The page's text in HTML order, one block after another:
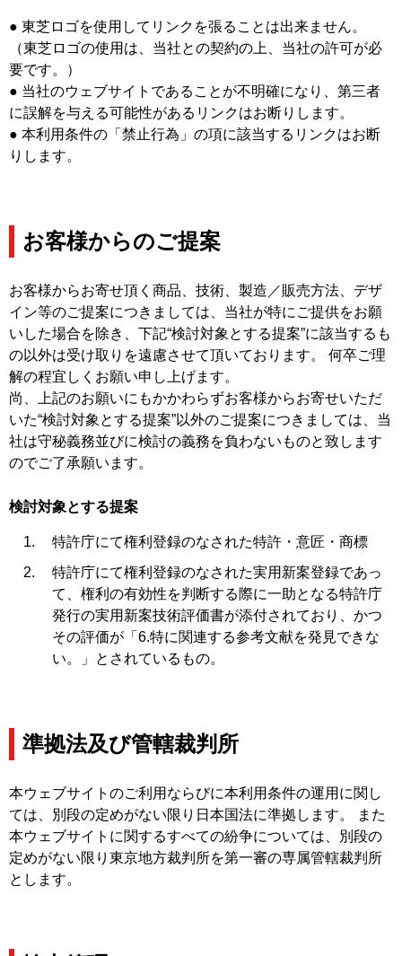
● 東芝ロゴを使用してリンクを張ることは出来ません。
（東芝ロゴの使用は、当社との契約の上、当社の許可が必
要です。）
● 当社のウェブサイトであることが不明確になり、第三者
に誤解を与える可能性があるリンクはお断りします。
● 本利用条件の「禁止行為」の項に該当するリンクはお断
りします。
お客様からのご提案
お客様からお寄せ頂く商品、技術、製造／販売方法、デザ
イン等のご提案につきましては、当社が特にご提供をお願
いした場合を除き、下記“検討対象とする提案”に該当するも
の以外は受け取りを遠慮させて頂いております。 何卒ご理
解の程宜しくお願い申し上げます。
尚、上記のお願いにもかかわらずお客様からお寄せいただ
いた“検討対象とする提案”以外のご提案につきましては、当
社は守秘義務並びに検討の義務を負わないものと致します
のでご了承願います。
検討対象とする提案
特許庁にて権利登録のなされた特許・意匠・商標
特許庁にて権利登録のなされた実用新案登録であっ
て、権利の有効性を判断する際に一助となる特許庁
発行の実用新案技術評価書が添付されており、かつ
その評価が「6.特に関連する参考文献を発見できな
い。」とされているもの。
準拠法及び管轄裁判所
本ウェブサイトのご利用ならびに本利用条件の運用に関し
ては、別段の定めがない限り日本国法に準拠します。 また
本ウェブサイトに関するすべての紛争については、別段の
定めがない限り東京地方裁判所を第一審の専属管轄裁判所
とします。